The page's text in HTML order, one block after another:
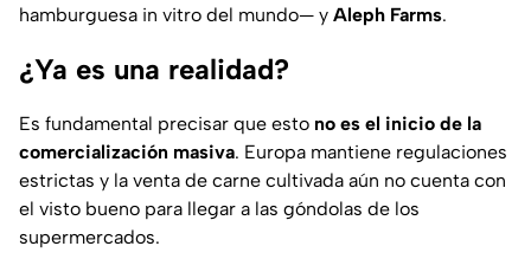
hamburguesa in vitro del mundo— y Aleph Farms.
¿Ya es una realidad?
Es fundamental precisar que esto no es el inicio de la
comercialización masiva. Europa mantiene regulaciones
estrictas y la venta de carne cultivada aún no cuenta con
el visto bueno para llegar a las góndolas de los
supermercados.